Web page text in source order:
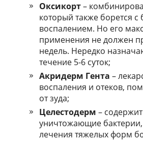
Оксикорт–
который также борется с
воспалением. Но его
применения не должен
недель. Нередко
течение 5-6 суток;
Акридерм Гента –
воспаления и отеков,
от зуда;
Целестодерм –
уничтожающие бактерии,
лечения тяжелых форм